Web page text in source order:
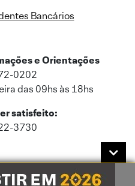
Bancários
e Orientações
0202
das 09hs às 18hs
satisfeito:
3730
de acordo com a nossaPolítica de
de Privacidade.